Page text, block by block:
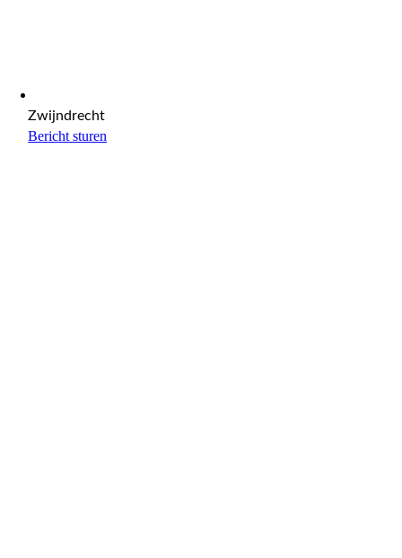
Zwijndrecht
Bericht sturen